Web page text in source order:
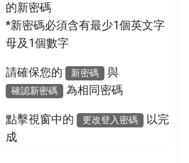
的新密碼
*新密碼必須含有最少1個英文字
母及1個數字
請確保您的 新密碼 與
確認新密碼 為相同密碼
點擊視窗中的 更改登入密碼
以完
成